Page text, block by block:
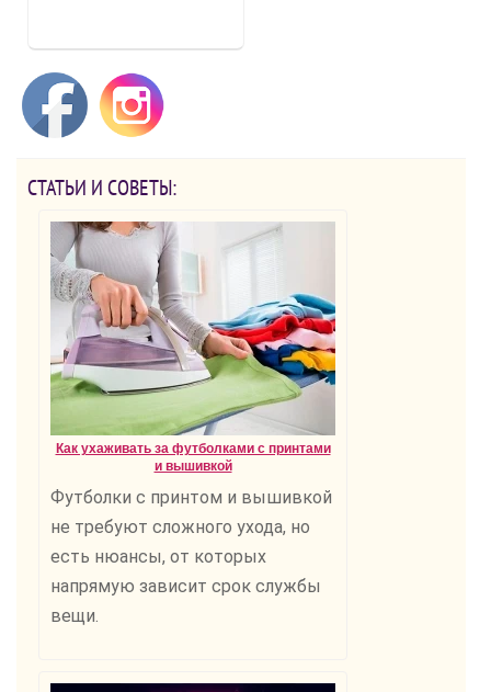
СТАТЬИ И СОВЕТЫ:
Как ухаживать за футболками с принтами
и вышивкой
Футболки с принтом и вышивкой
не требуют сложного ухода, но
есть нюансы, от которых
напрямую зависит срок службы
вещи.